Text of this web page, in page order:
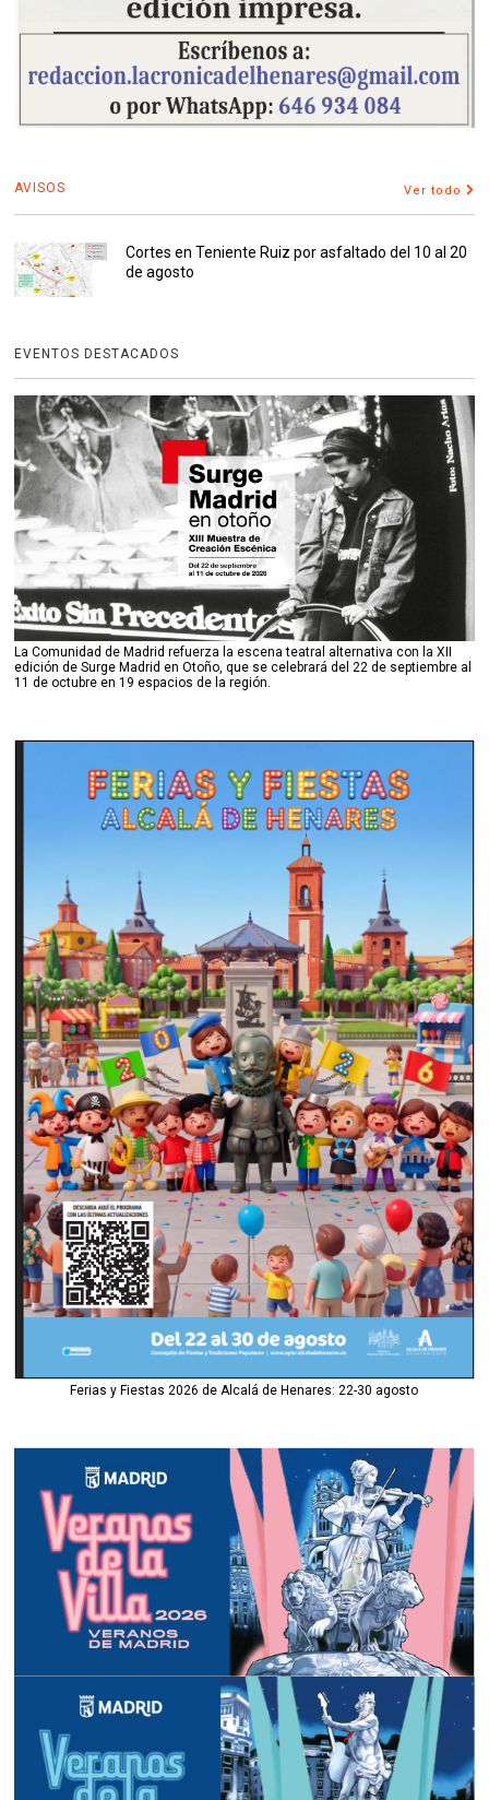
AVISOS Ver todo
Cortes en Teniente Ruiz por asfaltado del 10 al 20
de agosto
EVENTOS DESTACADOS
La Comunidad de Madrid refuerza la escena teatral alternativa con la XII
edición de Surge Madrid en Otoño, que se celebrará del 22 de septiembre al
11 de octubre en 19 espacios de la región.
Ferias y Fiestas 2026 de Alcalá de Henares: 22-30 agosto